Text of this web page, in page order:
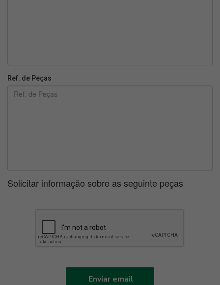
Ref. de Peças
Solicitar informação sobre as seguinte peças
Enviar email